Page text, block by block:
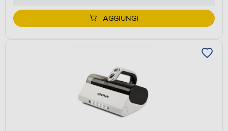
AGGIUNGI